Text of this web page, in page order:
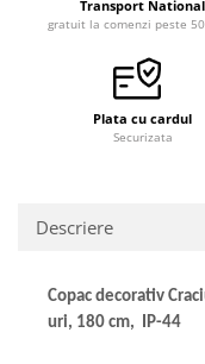
Transport National
gratuit la comenzi peste
Plata cu cardul
Securizata
Descriere
Copac decorativ
uri, 180 cm, IP-44